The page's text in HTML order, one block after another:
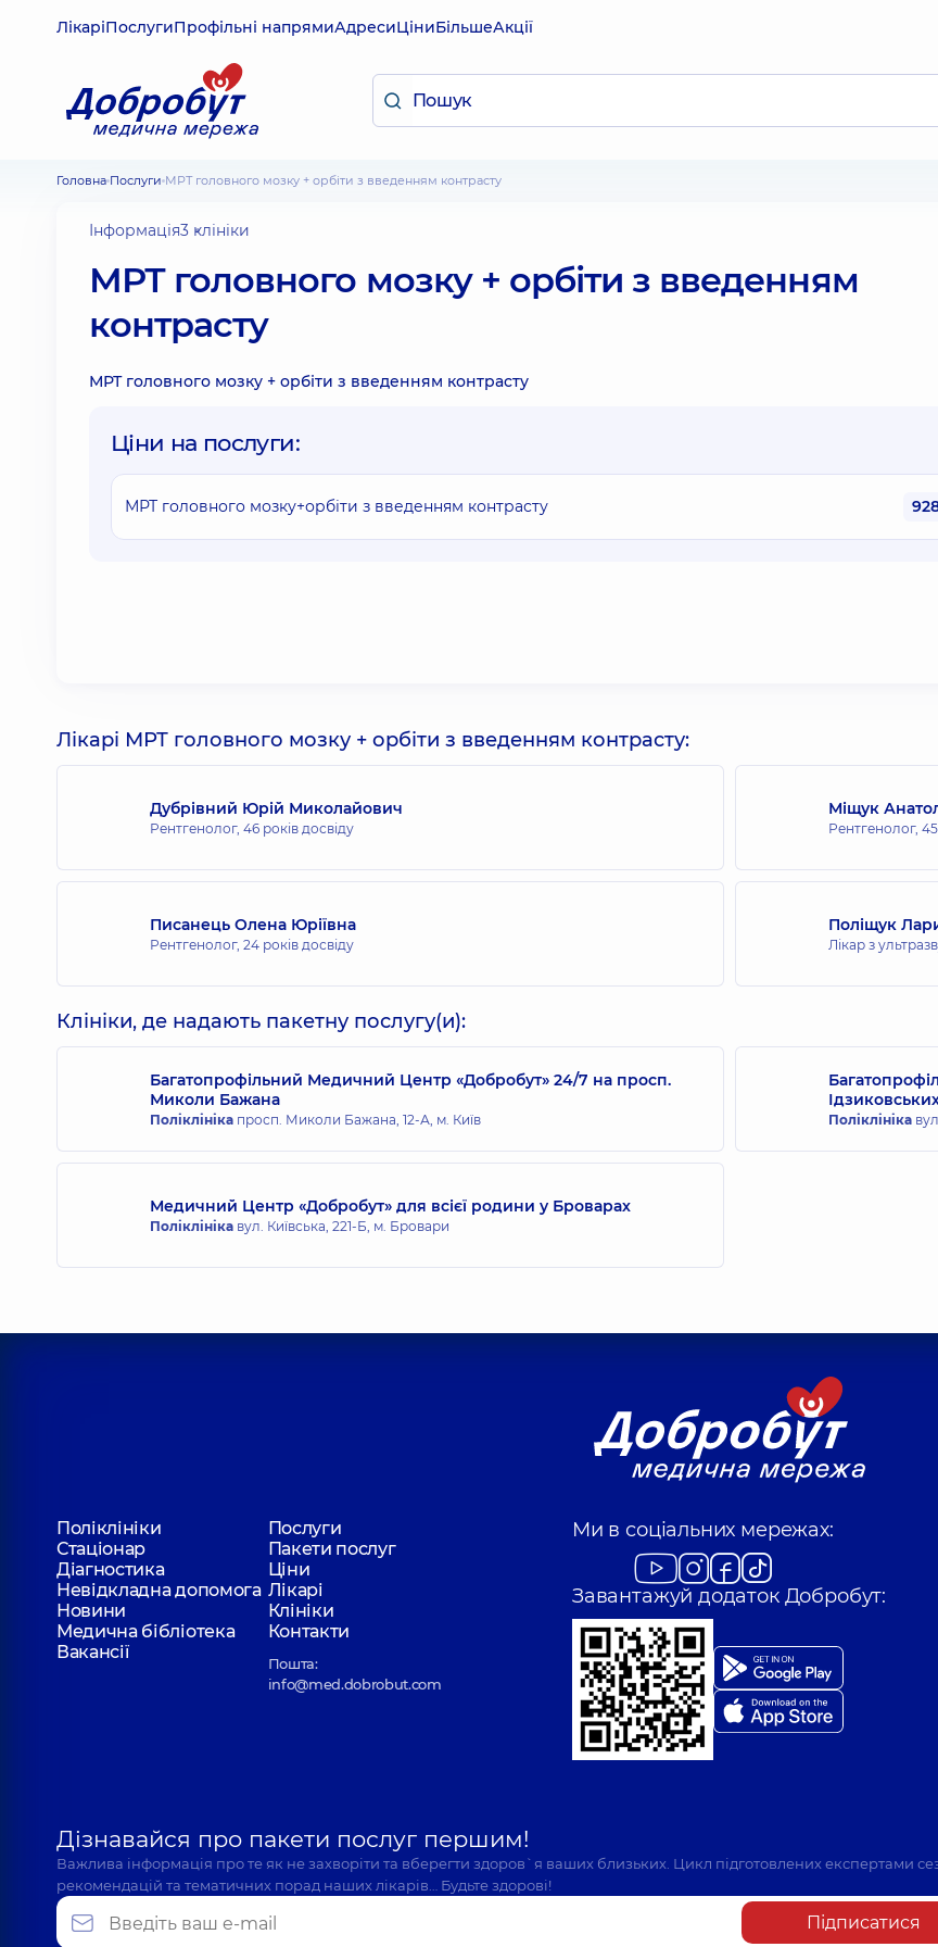
ЛікаріПослугиПрофільні напрямиАдресиЦіниБільшеАкції
Головна Послуги МРТ головного мозку + орбіти з введенням контрасту
Інформація3 клініки
МРТ головного мозку + орбіти з введенням
контрасту
МРТ головного мозку + орбіти з введенням контрасту
Ціни на послуги:
МРТ головного мозку+орбіти з введенням контрасту
Лікарі МРТ головного мозку + орбіти з введенням контрасту:
Дубрівний Юрій Миколайович
Рентгенолог, 46 років досвіду
Міщук
Рентгенолог,
Писанець Олена Юріївна
Рентгенолог, 24 років досвіду
Поліщук
Лікар з
Клініки, де надають пакетну послугу(и):
Багатопрофільний Медичний Центр «Добробут» 24/7 на просп.
Миколи Бажана
Поліклініка просп. Миколи Бажана, 12-А, м. Київ Поліклініка
Медичний Центр «Добробут» для всієї родини у Броварах
Поліклініка вул. Київська, 221-Б, м. Бровари
Поліклініки
Послуги
Стаціонар
Пакети послуг
Діагностика
Ціни
Невідкладна допомога Лікарі
Новини
Клініки
Медична бібліотека
Контакти
Вакансії
Пошта:
info@med.dobrobut.com
Ми в соціальних мережах:
Завантажуй додаток Добробут:
Дізнавайся про пакети послуг першим!
Важлива інформація про те як не захворіти та вберегти здоров`я ваших близьких. Цикл підготовлених експертами
рекомендацій та тематичних порад наших лікарів… Будьте здорові!
Підписатися